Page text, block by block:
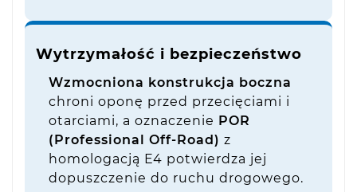
Wytrzymałość i bezpieczeństwo
Wzmocniona konstrukcja boczna
chroni oponę przed przecięciami i
otarciami, a oznaczenie POR
(Professional Off-Road) z
homologacją E4 potwierdza jej
dopuszczenie do ruchu drogowego.